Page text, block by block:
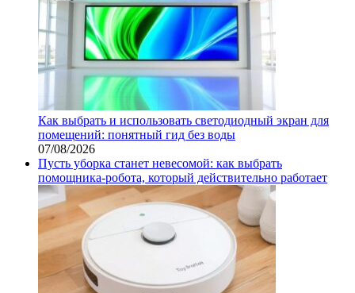
Как выбрать и использовать светодиодный экран для
помещений: понятный гид без воды
07/08/2026
Пусть уборка станет невесомой: как выбрать
помощника‑робота, который действительно работает